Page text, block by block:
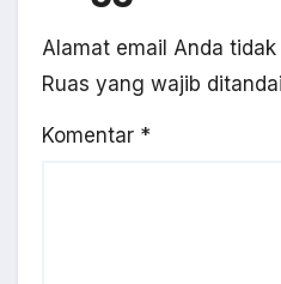
Alamat email Anda
Ruas yang wajib ditandai
Komentar *